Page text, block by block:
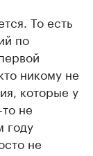
То есть
по
никому не
которые у
не
году
не